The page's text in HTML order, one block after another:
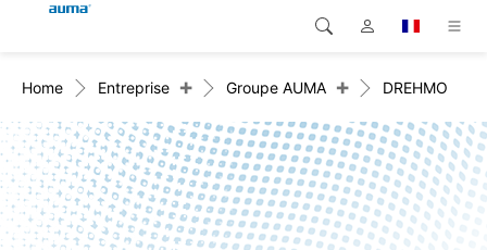
Produits
Solutions
Téléchargements
Global
Europe
Asie et Océanie
Recherche
Home Entreprise + Groupe AUMA + DREHMO